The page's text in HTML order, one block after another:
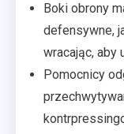
Boki obrony
defensywne,
wracając, aby
Pomocnicy